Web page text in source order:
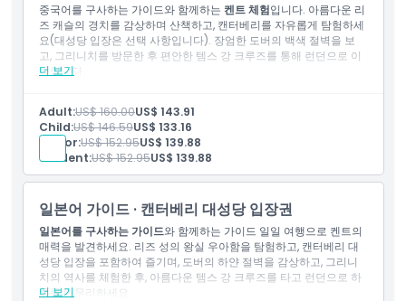
중국어를 구사하는 가이드와 함께하는 켄트 체험입니다. 아름다운 리
즈 캐슬의 경치를 감상하며 산책하고, 캔터베리를 자유롭게 탐험하세
요(대성당 입장은 선택 사항입니다). 장엄한 도버의 백색 절벽을 보
고, 그리니치를 방문한 후 편안한 템스 강 크루즈를 통해 런던으로 이
동합니다.
더 보기
입장권: 리즈 성
입장권: 캔터베리 대성당
중국어 가이드
템스 강 보트 타기
무료 Wi-Fi와 USB 충전기가 구비된 고급 에어컨 버스 이동
Adult:US$ 160.00US$ 143.91
Child:US$ 146.59US$ 133.16
Senior:US$ 152.95US$ 139.88
Student:US$ 152.95US$ 139.88
일본어 가이드 · 캔터베리 대성당 입장권
일본어를 구사하는 가이드와 함께하는 가이드 일일 여행으로 켄트의
매력을 발견하세요. 리즈 성의 왕실 우아함을 탐험하고, 캔터베리 대
성당 입장을 포함하여 즐기며, 도버의 하얀 절벽을 감상하고, 그리니
치의 역사를 체험한 후, 아름다운 템스 강 크루즈를 타고 런던으로 하
루를 마무리하세요.
더 보기